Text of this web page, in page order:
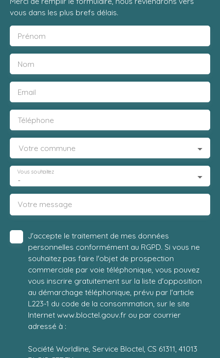
vous dans les plus brefs délais.
Prénom
Nom
Email
Téléphone
Votre commune
-
Vous souhaitez
Votre message
J'accepte le traitement de mes données
personnelles conformément au RGPD. Si vous ne
souhaitez pas faire l'objet de prospection
commerciale par voie téléphonique, vous pouvez
vous inscrire gratuitement sur la liste d'opposition
au démarchage téléphonique, prévu par l'article
L223-1 du code de la consommation, sur le site
Internet www.bloctel.gouv.fr ou par courrier
adressé à :
Société Worldline, Service Bloctel, CS 61311, 41013